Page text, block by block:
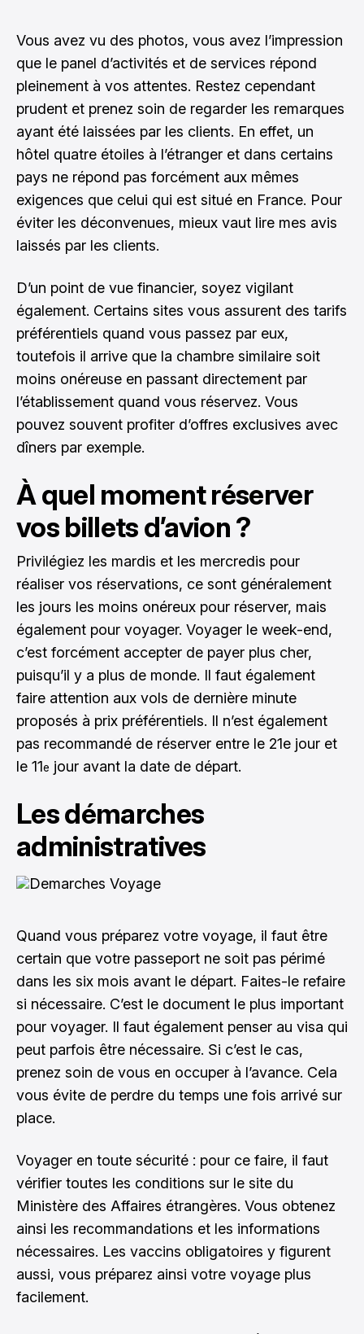
Vous avez vu des photos, vous avez l’impression
que le panel d’activités et de services répond
pleinement à vos attentes. Restez cependant
prudent et prenez soin de regarder les remarques
ayant été laissées par les clients. En effet, un
hôtel quatre étoiles à l’étranger et dans certains
pays ne répond pas forcément aux mêmes
exigences que celui qui est situé en France. Pour
éviter les déconvenues, mieux vaut lire mes avis
laissés par les clients.
D’un point de vue financier, soyez vigilant
également. Certains sites vous assurent des tarifs
préférentiels quand vous passez par eux,
toutefois il arrive que la chambre similaire soit
moins onéreuse en passant directement par
l’établissement quand vous réservez. Vous
pouvez souvent profiter d’offres exclusives avec
dîners par exemple.
À quel moment réserver
vos billets d’avion ?
Privilégiez les mardis et les mercredis pour
réaliser vos réservations, ce sont généralement
les jours les moins onéreux pour réserver, mais
également pour voyager. Voyager le week-end,
c’est forcément accepter de payer plus cher,
puisqu’il y a plus de monde. Il faut également
faire attention aux vols de dernière minute
proposés à prix préférentiels. Il n’est également
pas recommandé de réserver entre le 21e jour et
le 11e jour avant la date de départ.
Les démarches
administratives
Quand vous préparez votre voyage, il faut être
certain que votre passeport ne soit pas périmé
dans les six mois avant le départ. Faites-le refaire
si nécessaire. C’est le document le plus important
pour voyager. Il faut également penser au visa qui
peut parfois être nécessaire. Si c’est le cas,
prenez soin de vous en occuper à l’avance. Cela
vous évite de perdre du temps une fois arrivé sur
place.
Voyager en toute sécurité : pour ce faire, il faut
vérifier toutes les conditions sur le site du
Ministère des Affaires étrangères. Vous obtenez
ainsi les recommandations et les informations
nécessaires. Les vaccins obligatoires y figurent
aussi, vous préparez ainsi votre voyage plus
facilement.